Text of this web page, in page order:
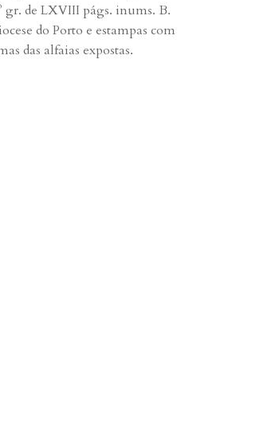
gr. de LXVIII págs. inums. B.
do Porto e estampas com
das alfaias expostas.